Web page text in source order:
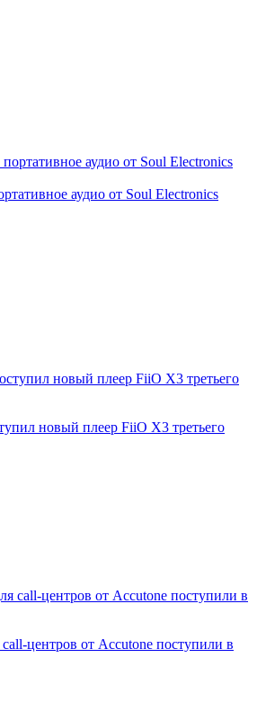
аудио от Soul Electronics
новый плеер FiiO X3 третьего
центров от Accutone поступили в